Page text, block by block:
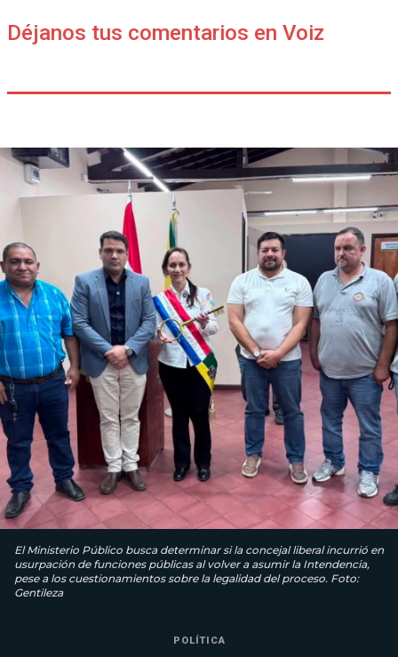
Déjanos tus comentarios en Voiz
El Ministerio Público busca determinar si la concejal liberal incurrió en
usurpación de funciones públicas al volver a asumir la Intendencia,
pese a los cuestionamientos sobre la legalidad del proceso. Foto:
Gentileza
POLÍTICA